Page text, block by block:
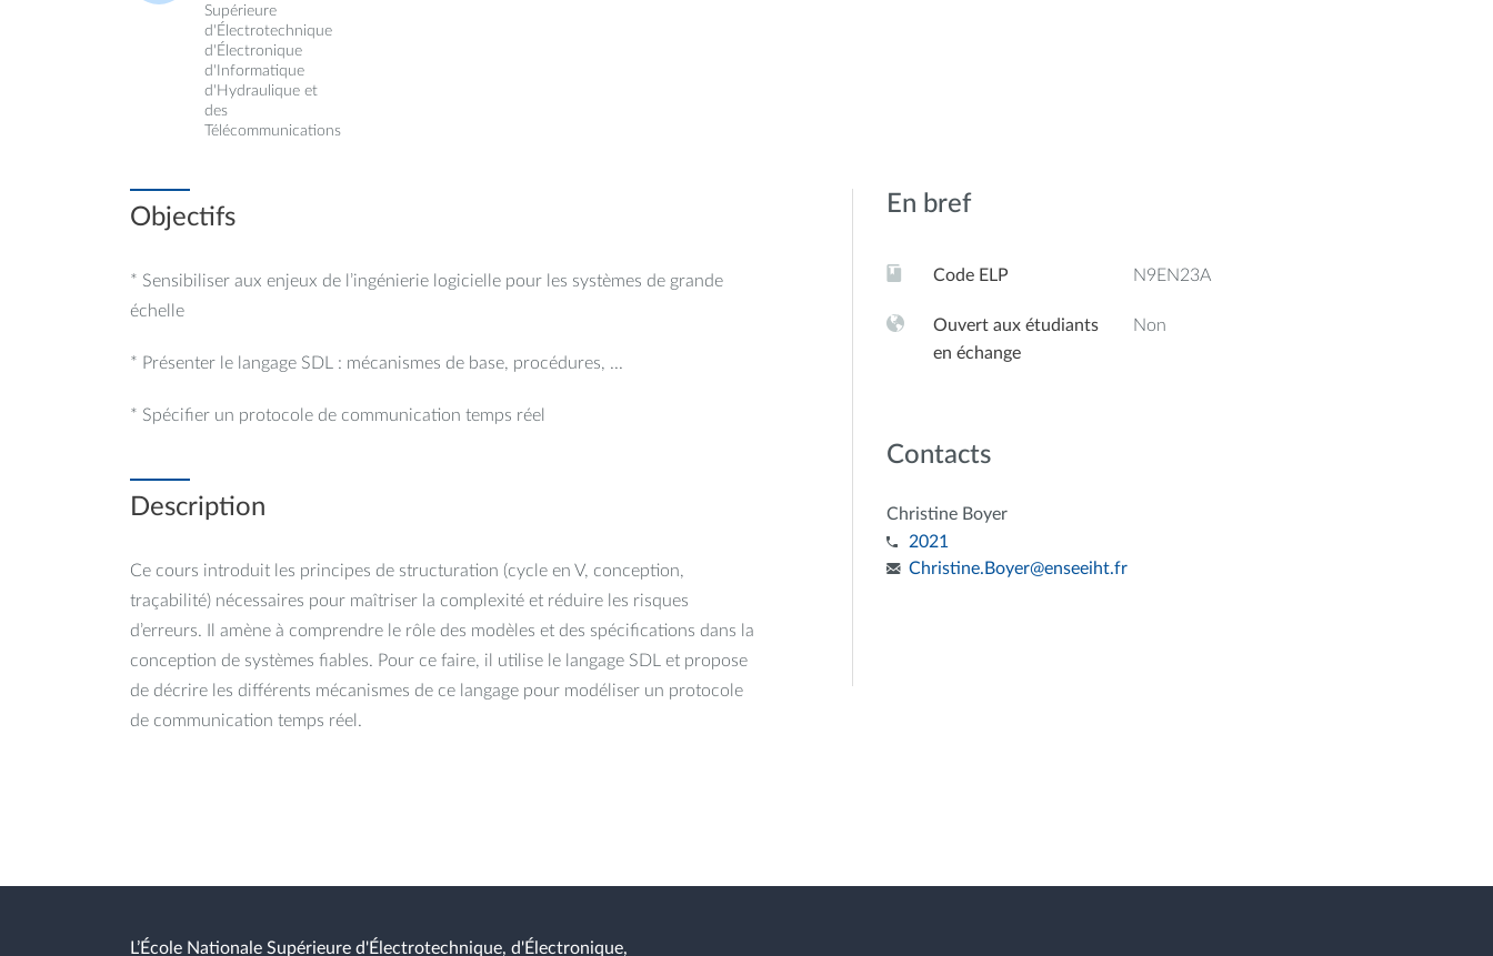
Supérieure
d'Électrotechnique
d'Électronique
d'Informatique
d'Hydraulique et
des
Télécommunications
Objectifs
* Sensibiliser aux enjeux de l’ingénierie logicielle pour les systèmes de grande
échelle
* Présenter le langage SDL : mécanismes de base, procédures, ...
* Spécifier un protocole de communication temps réel
Description
Ce cours introduit les principes de structuration (cycle en V, conception,
traçabilité) nécessaires pour maîtriser la complexité et réduire les risques
d’erreurs. Il amène à comprendre le rôle des modèles et des spécifications dans la
conception de systèmes fiables. Pour ce faire, il utilise le langage SDL et propose
de décrire les différents mécanismes de ce langage pour modéliser un protocole
de communication temps réel.
En bref
Code ELP N9EN23A
Ouvert aux étudiants
en échange
Non
Contacts
Christine Boyer
2021
Christine.Boyer@enseeiht.fr
L’École Nationale Supérieure d'Électrotechnique, d'Électronique,